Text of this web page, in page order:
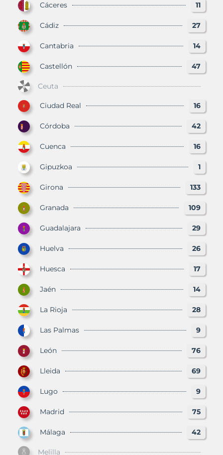
Cáceres 11
Cádiz 27
Cantabria 14
Castellón 47
Ceuta
Ciudad Real 16
Córdoba 42
Cuenca 16
Gipuzkoa 1
Girona 133
Granada 109
Guadalajara 29
Huelva 26
Huesca 17
Jaén 14
La Rioja 28
Las Palmas 9
León 76
Lleida 69
Lugo 9
Madrid 75
Málaga 42
Melilla